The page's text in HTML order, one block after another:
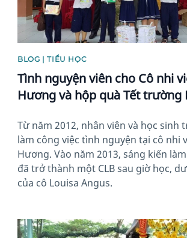
BLOG | TIỂU HỌC
Tình nguyện viên cho Cô nhi
Hương và hộp quà Tết trường
Từ năm 2012, nhân viên và học sinh
làm công việc tình nguyện tại cô nhi
Hương. Vào năm 2013, sáng kiến
đã trở thành một CLB sau giờ học,
của cô Louisa Angus.
News image